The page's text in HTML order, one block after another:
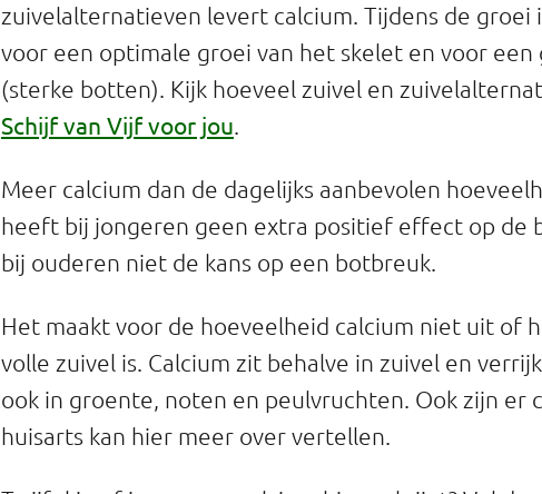
zuivelalternatieven levert calcium. Tijdens de groei
voor een optimale groei van het skelet en voor
(sterke botten). Kijk hoeveel zuivel en
Schijf van Vijf voor jou.
Meer calcium dan de dagelijks aanbevolen
heeft bij jongeren geen extra positief effect op de
bij ouderen niet de kans op een botbreuk.
Het maakt voor de hoeveelheid calcium niet uit of
volle zuivel is. Calcium zit behalve in zuivel en
ook in groente, noten en peulvruchten. Ook zijn er
huisarts kan hier meer over vertellen.